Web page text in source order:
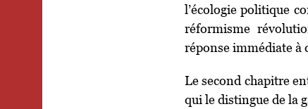
l’écologie politique
réformisme
réponse immédiate à
Le second chapitre
qui le distingue de la